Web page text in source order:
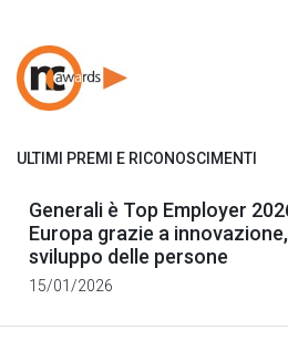
ULTIMI PREMI E RICONOSCIMENTI
Generali è Top Employer
Europa grazie a
sviluppo delle persone
15/01/2026